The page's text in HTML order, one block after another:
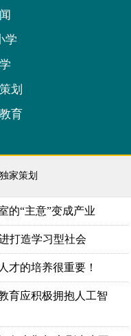
学
划
育
独家策划
的“主意”变成产业
打造学习型社会
才的培养很重要！
育应积极拥抱人工智